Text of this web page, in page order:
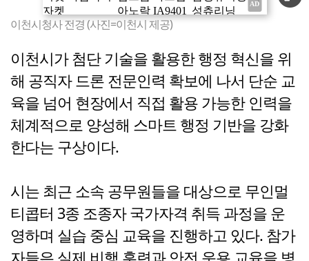
이천시청사 전경 (사진=이천시 제공)
이천시가 첨단 기술을 활용한 행정 혁신을 위
해 공직자 드론 전문인력 확보에 나서 단순 교
육을 넘어 현장에서 직접 활용 가능한 인력을
체계적으로 양성해 스마트 행정 기반을 강화
한다는 구상이다.
시는 최근 소속 공무원들을 대상으로 무인멀
티콥터 3종 조종자 국가자격 취득 과정을 운
영하며 실습 중심 교육을 진행하고 있다. 참가